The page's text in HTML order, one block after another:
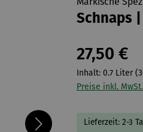
Schnaps
27,50 €
Inhalt: 0.7 Liter
Preise inkl.
Lieferzeit: 2-3